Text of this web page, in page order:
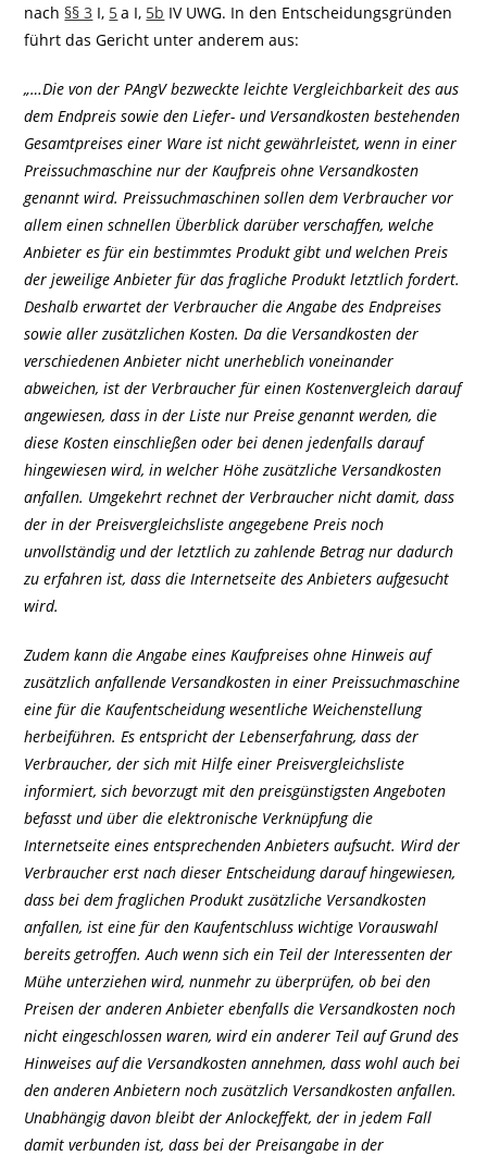
nach §§ 3 I, 5a I, 5b IV UWG. In den Entscheidungsgründen
führt das Gericht unter anderem aus:
„…Die von der PAngV bezweckte leichte Vergleichbarkeit des aus
dem Endpreis sowie den Liefer- und Versandkosten bestehenden
Gesamtpreises einer Ware ist nicht gewährleistet, wenn in einer
Preissuchmaschine nur der Kaufpreis ohne Versandkosten
genannt wird. Preissuchmaschinen sollen dem Verbraucher vor
allem einen schnellen Überblick darüber verschaffen, welche
Anbieter es für ein bestimmtes Produkt gibt und welchen Preis
der jeweilige Anbieter für das fragliche Produkt letztlich fordert.
Deshalb erwartet der Verbraucher die Angabe des Endpreises
sowie aller zusätzlichen Kosten. Da die Versandkosten der
verschiedenen Anbieter nicht unerheblich voneinander
abweichen, ist der Verbraucher für einen Kostenvergleich darauf
angewiesen, dass in der Liste nur Preise genannt werden, die
diese Kosten einschließen oder bei denen jedenfalls darauf
hingewiesen wird, in welcher Höhe zusätzliche Versandkosten
anfallen. Umgekehrt rechnet der Verbraucher nicht damit, dass
der in der Preisvergleichsliste angegebene Preis noch
unvollständig und der letztlich zu zahlende Betrag nur dadurch
zu erfahren ist, dass die Internetseite des Anbieters aufgesucht
wird.
Zudem kann die Angabe eines Kaufpreises ohne Hinweis auf
zusätzlich anfallende Versandkosten in einer Preissuchmaschine
eine für die Kaufentscheidung wesentliche Weichenstellung
herbeiführen. Es entspricht der Lebenserfahrung, dass der
Verbraucher, der sich mit Hilfe einer Preisvergleichsliste
informiert, sich bevorzugt mit den preisgünstigsten Angeboten
befasst und über die elektronische Verknüpfung die
Internetseite eines entsprechenden Anbieters aufsucht. Wird der
Verbraucher erst nach dieser Entscheidung darauf hingewiesen,
dass bei dem fraglichen Produkt zusätzliche Versandkosten
anfallen, ist eine für den Kaufentschluss wichtige Vorauswahl
bereits getroffen. Auch wenn sich ein Teil der Interessenten der
Mühe unterziehen wird, nunmehr zu überprüfen, ob bei den
Preisen der anderen Anbieter ebenfalls die Versandkosten noch
nicht eingeschlossen waren, wird ein anderer Teil auf Grund des
Hinweises auf die Versandkosten annehmen, dass wohl auch bei
den anderen Anbietern noch zusätzlich Versandkosten anfallen.
Unabhängig davon bleibt der Anlockeffekt, der in jedem Fall
damit verbunden ist, dass bei der Preisangabe in der